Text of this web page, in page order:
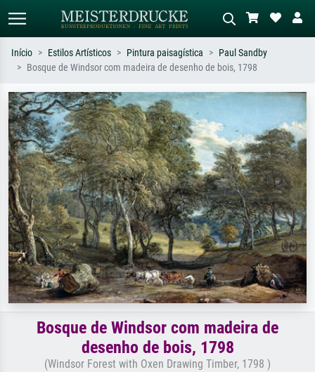
Pesquise por artista, título ou estilo –
ex: Monet, Noite Estrelada,
impressionismo, onda de Hokusai, nu.
Descreva a cena – ex: prado verde,
abstrato com muito vermelho, pintura
a óleo escura, nu em pé ao lado de
uma árvore.
Início Estilos Artísticos Pintura paisagística
Paul Sandby
Bosque de Windsor com madeira de desenho de bois, 1798
Bosque de Windsor com madeira de
desenho de bois, 1798
(Windsor Forest with Oxen Drawing Timber, 1798 )